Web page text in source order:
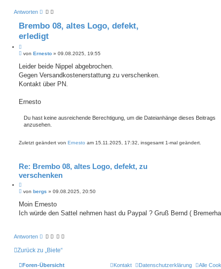
Antworten
Brembo 08, altes Logo, defekt,
erledigt
i
e
r
e
B
r
a
von Ernesto » 09.08.2025, 19:55
Leider beide Nippel abgebrochen.
Gegen Versandkostenerstattung zu verschenken.
Kontakt über PN.
Ernesto
Du hast keine ausreichende Berechtigung, um die Dateianhänge dieses Beitrags
anzusehen.
Zuletzt geändert von Ernesto am 15.11.2025, 17:32, insgesamt 1-mal geändert.
Re: Brembo 08, altes Logo, defekt, zu
verschenken
i
e
B
i
r
von bergs » 09.08.2025, 20:50
Moin Ernesto
Ich würde den Sattel nehmen hast du Paypal ? Gruß Bernd (
Antworten
Zurück zu „Biete“
Foren-Übersicht Alle
Datenschutzerklärung
Kontakt